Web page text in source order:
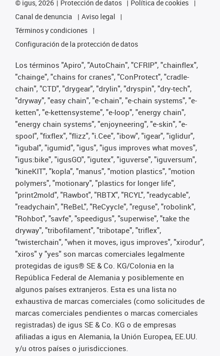
© igus, 2026 Protección de datos
Política de cookies
Canal de denuncia
Aviso legal
Términos y condiciones
Configuración de la protección de datos
Los términos "Apiro", "AutoChain", "CFRIP", "chainflex",
"chainge", "chains for cranes", "ConProtect", "cradle-
chain", "CTD", "drygear", "drylin", "dryspin", "dry-tech",
"dryway", "easy chain", "e-chain", "e-chain systems", "e-
ketten", "e-kettensysteme", "e-loop", "energy chain",
"energy chain systems", "enjoyneering", "e-skin", "e-
spool", "fixflex", "flizz", "i.Cee", "ibow", "igear", "iglidur",
"igubal", "igumid", "igus", "igus improves what moves",
"igus:bike", "igusGO", "igutex", "iguverse", "iguversum",
"kineKIT", "kopla", "manus", "motion plastics", "motion
polymers", "motionary", "plastics for longer life",
"print2mold", "Rawbot", "RBTX", "RCYL", "readycable",
"readychain", "ReBeL", "ReCyycle", "reguse", "robolink",
"Rohbot", "savfe", "speedigus", "superwise", "take the
dryway", "tribofilament", "tribotape", "triflex",
"twisterchain", "when it moves, igus improves", "xirodur",
"xiros" y "yes" son marcas comerciales legalmente
protegidas de igus® SE & Co. KG/Colonia en la
República Federal de Alemania y posiblemente en
algunos países extranjeros. Esta es una lista no
exhaustiva de marcas comerciales (como solicitudes de
marcas comerciales pendientes o marcas comerciales
registradas) de igus SE & Co. KG o de empresas
afiliadas a igus en Alemania, la Unión Europea, EE.UU.
y/u otros países o jurisdicciones.